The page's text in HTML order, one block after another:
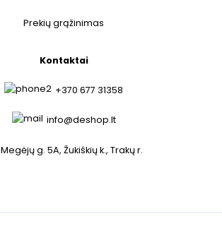
Prekių grąžinimas
Kontaktai
+370 677 31358
info@deshop.lt
Megėjų g. 5A, Žukiškių k., Trakų r.